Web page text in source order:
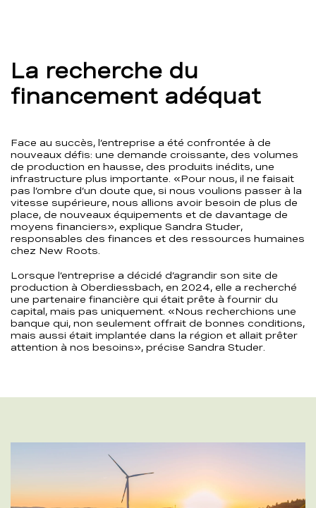
La recherche du
financement adéquat
Face au succès, l’entreprise a été confrontée à de
nouveaux défis: une demande croissante, des volumes
de production en hausse, des produits inédits, une
infrastructure plus importante. «Pour nous, il ne faisait
pas l’ombre d’un doute que, si nous voulions passer à la
vitesse supérieure, nous allions avoir besoin de plus de
place, de nouveaux équipements et de davantage de
moyens financiers», explique Sandra Studer,
responsables des finances et des ressources humaines
chez New Roots.
Lorsque l’entreprise a décidé d’agrandir son site de
production à Oberdiessbach, en 2024, elle a recherché
une partenaire financière qui était prête à fournir du
capital, mais pas uniquement. «Nous recherchions une
banque qui, non seulement offrait de bonnes conditions,
mais aussi était implantée dans la région et allait prêter
attention à nos besoins», précise Sandra Studer.